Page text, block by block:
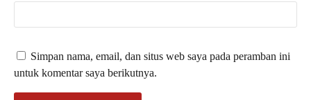
Simpan nama, email, dan situs web saya pada peramban ini
untuk komentar saya berikutnya.